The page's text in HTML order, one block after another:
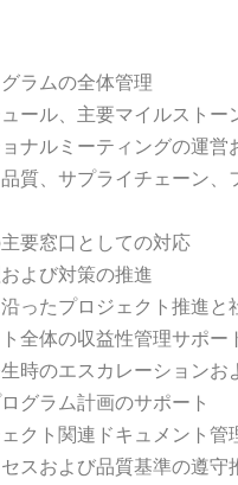
ラムの全体管理
ール、主要マイルストー
ナルミーティングの運営
質、サプライチェーン
要窓口としての対応
よび対策の推進
ったプロジェクト推進と
全体の収益性管理サポー
時のエスカレーションお
グラム計画のサポート
クト関連ドキュメント管
スおよび品質基準の遵守